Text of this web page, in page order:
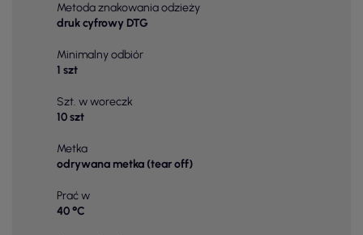
Metoda znakowania odzieży
druk cyfrowy DTG
Minimalny odbiór
1 szt
Szt. w woreczk
10 szt
Metka
odrywana metka (tear off)
Prać w
40 °C